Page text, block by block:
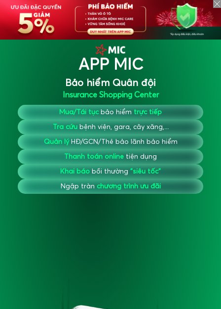
APP MIC
Bảo hiểm Quân đội
Insurance Shopping Center
Mua/Tái tụcbảo hiểm trực tiếp
Tra cứubệnh viện, gara, cây xăng,...
Quản lýHĐ/GCN/Thẻ bảo lãnh bảo hiểm
Thanh toán online tiện dụng
Khai báo bồi thường "siêu tốc"
Ngập tràn chương trình ưu đãi